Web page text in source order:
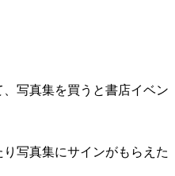
写真集を買うと書店イベン
写真集にサインがもらえた